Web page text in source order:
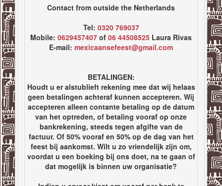
Contact from outside the Netherlands
Tel: 0320 769037
Mobile: 0629457407 of 06 44508525 Laura Rivas
E-mail: mexicaansefeest@gmail.com
BETALINGEN:
Houdt u er alstublieft rekening mee dat wij helaas
geen betalingen achteraf kunnen accepteren. Wij
accepteren alleen contante betaling op de datum
van het optreden, of betaling vooraf op onze
bankrekening, steeds tegen afgifte van de
factuur. Of 50% vooraf en 50% op de dag van het
feest bij aankomst. Wilt u zo vriendelijk zijn om,
voordat u een boeking bij ons doet, na te gaan of
dat mogelijk is binnen uw organisatie?